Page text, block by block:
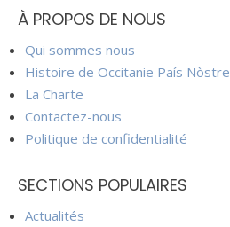
À PROPOS DE NOUS
Qui sommes nous
Histoire de Occitanie País Nòstre
La Charte
Contactez-nous
Politique de confidentialité
SECTIONS POPULAIRES
Actualités